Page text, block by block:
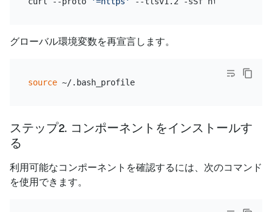
グローバル環境変数を再宣言します。
source ~/.bash_profile
ステップ2. コンポーネントをインストールす
る
利用可能なコンポーネントを確認するには、次のコマンド
を使用できます。